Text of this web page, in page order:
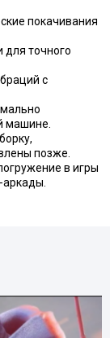
покачивания
точного
с
машине.
позже.
в игры
аркады.